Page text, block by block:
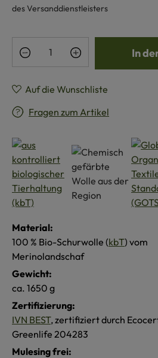
des Versanddienstleisters
Produkt Anzahl: GibIn
Auf die Wunschliste
Fragen zum Artikel
Material:
100 % Bio-Schurwolle (kbT) vom
Merinolandschaf
Gewicht:
ca. 1650 g
Zertifizierung:
IVN BEST, zertifiziert durch
Greenlife 204283
Mulesing frei: